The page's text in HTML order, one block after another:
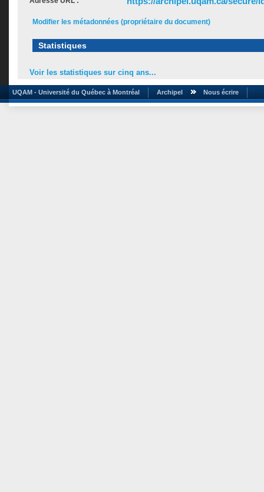
Modifier les métadonnées (propriétaire du document)
Statistiques
Voir les statistiques sur cinq ans...
UQAM - Université du Québec à Montréal Archipel Nous écrire